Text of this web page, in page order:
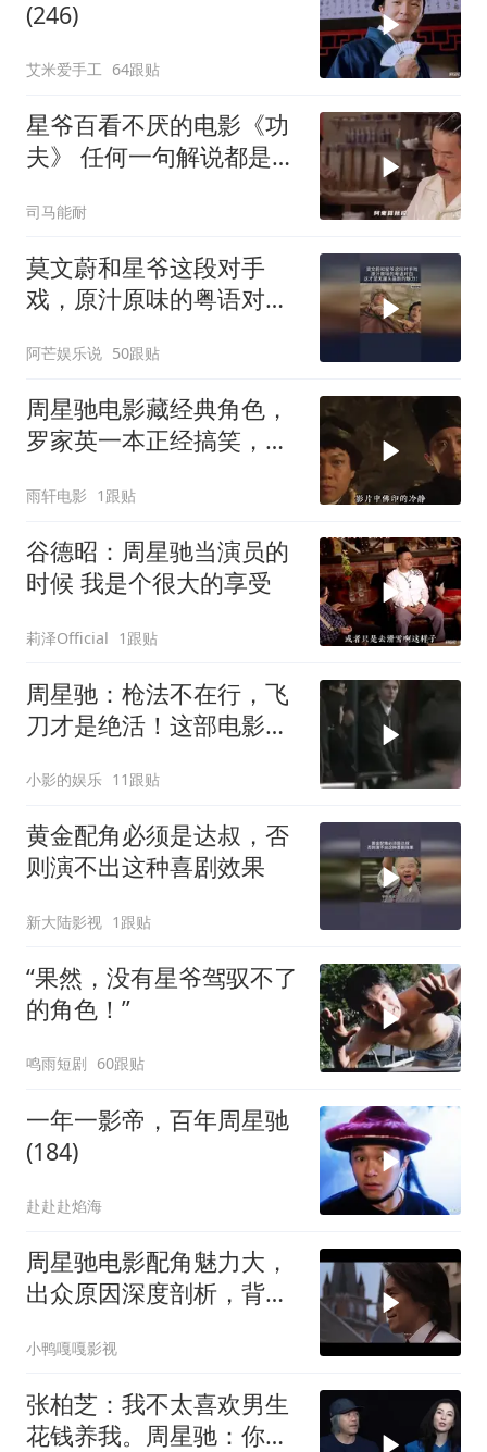
(246)
艾米爱手工 64跟贴
星爷百看不厌的电影《功
夫》 任何一句解说都是对
司马能耐
莫文蔚和星爷这段对手
戏，原汁原味的粤语对
魅力！
阿芒娱乐说 50跟贴
周星驰电影藏经典角色，
罗家英一本正经搞笑，星
雨轩电影 1跟贴
谷德昭：周星驰当演员的
时候 我是个很大的享受
莉泽Official 1跟贴
周星驰：枪法不在行，飞
刀才是绝活！这部电影你
小影的娱乐 11跟贴
黄金配角必须是达叔，否
则演不出这种喜剧效果
新大陆影视 1跟贴
“果然，没有星爷驾驭不了
的角色！”
鸣雨短剧 60跟贴
一年一影帝，百年周星驰
(184)
赴赴赴焰海
周星驰电影配角魅力大，
出众原因深度剖析，背后
小鸭嘎嘎影视
张柏芝：我不太喜欢男生
花钱养我。周星驰：你不